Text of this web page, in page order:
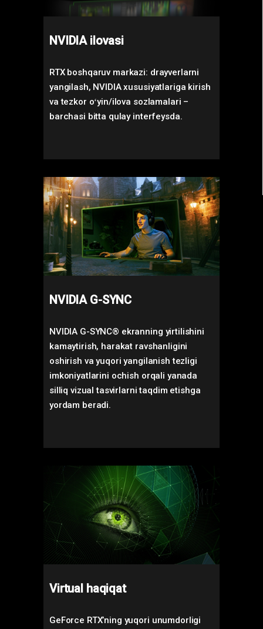
NVIDIA ilovasi
RTX boshqaruv markazi: drayverlarni
yangilash, NVIDIA xususiyatlariga kirish
va tezkor oʻyin/ilova sozlamalari –
barchasi bitta qulay interfeysda.
NVIDIA G-SYNC
NVIDIA G-SYNC® ekranning yirtilishini
kamaytirish, harakat ravshanligini
oshirish va yuqori yangilanish tezligi
imkoniyatlarini ochish orqali yanada
silliq vizual tasvirlarni taqdim etishga
yordam beradi.
Virtual haqiqat
GeForce RTX’ning yuqori unumdorligi